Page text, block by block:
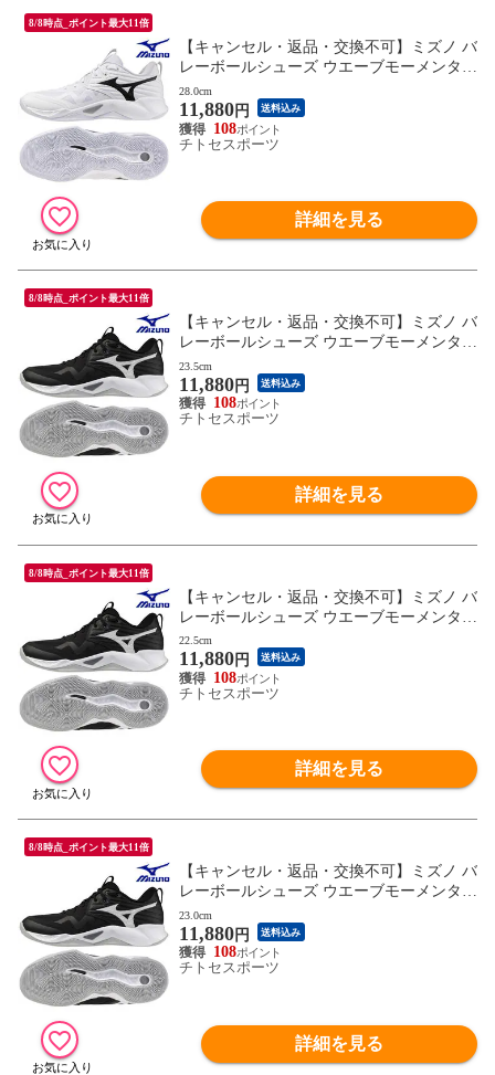
8/8時点_ポイント最大11倍
【キャンセル・返品・交換不可】ミズノ バ
レーボールシューズ ウエーブモーメンタム
PRO V1GA254051 ユニセックス 2025AW R
FCL
28.0cm
11,880円 送料込み
108
チトセスポーツ
詳細を見る
8/8時点_ポイント最大11倍
【キャンセル・返品・交換不可】ミズノ バ
レーボールシューズ ウエーブモーメンタム
PRO V1GA254054 ユニセックス 2025AW R
FCL
23.5cm
11,880円 送料込み
108
チトセスポーツ
詳細を見る
8/8時点_ポイント最大11倍
【キャンセル・返品・交換不可】ミズノ バ
レーボールシューズ ウエーブモーメンタム
PRO V1GA254054 ユニセックス 2025AW R
FCL
22.5cm
11,880円 送料込み
108
チトセスポーツ
詳細を見る
8/8時点_ポイント最大11倍
【キャンセル・返品・交換不可】ミズノ バ
レーボールシューズ ウエーブモーメンタム
PRO V1GA254054 ユニセックス 2025AW R
FCL
23.0cm
11,880円 送料込み
108
チトセスポーツ
詳細を見る